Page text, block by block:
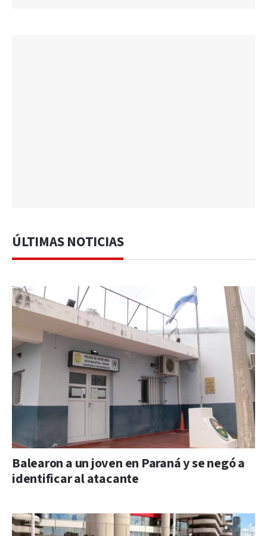
ÚLTIMAS NOTICIAS
Balearon a un joven en Paraná y se negó a
identificar al atacante